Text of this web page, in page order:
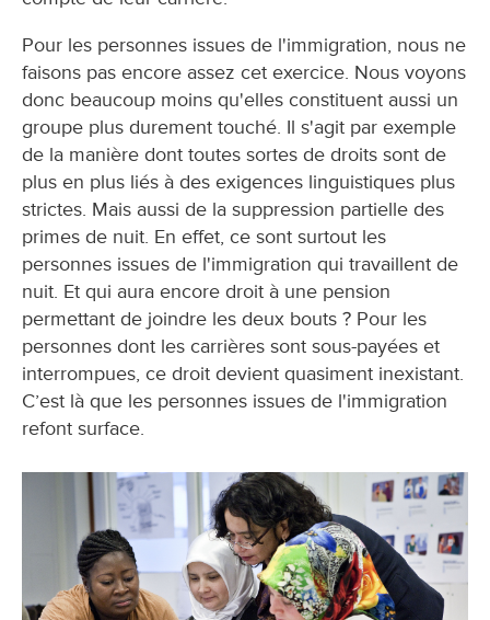
Pour les personnes issues de l'immigration, nous ne
faisons pas encore assez cet exercice. Nous voyons
donc beaucoup moins qu'elles constituent aussi un
groupe plus durement touché. Il s'agit par exemple
de la manière dont toutes sortes de droits sont de
plus en plus liés à des exigences linguistiques plus
strictes. Mais aussi de la suppression partielle des
primes de nuit. En effet, ce sont surtout les
personnes issues de l'immigration qui travaillent de
nuit. Et qui aura encore droit à une pension
permettant de joindre les deux bouts ? Pour les
personnes dont les carrières sont sous-payées et
interrompues, ce droit devient quasiment inexistant.
C’est là que les personnes issues de l'immigration
refont surface.